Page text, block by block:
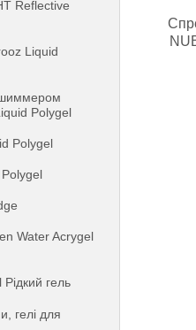
Reflective
Liquid
шиммером
Polygel
Polygel
Water Acrygel
гель
гелі для